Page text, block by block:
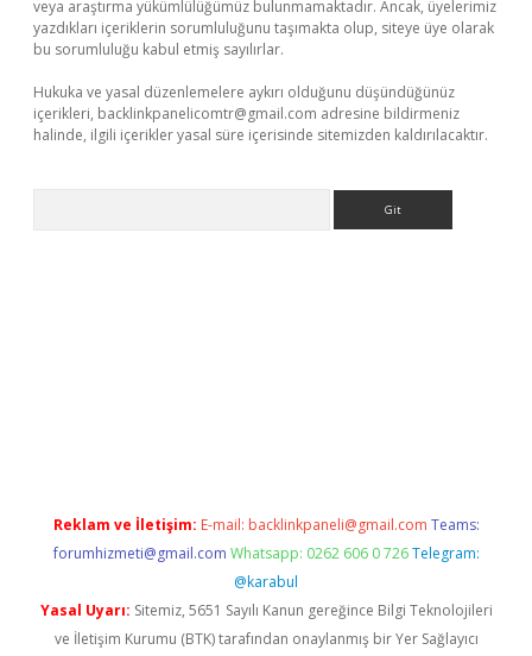
veya araştırma yükümlülüğümüz bulunmamaktadır. Ancak, üyelerimiz
yazdıkları içeriklerin sorumluluğunu taşımakta olup, siteye üye olarak
bu sorumluluğu kabul etmiş sayılırlar.
Hukuka ve yasal düzenlemelere aykırı olduğunu düşündüğünüz
içerikleri, backlinkpanelicomtr@gmail.com adresine bildirmeniz
halinde, ilgili içerikler yasal süre içerisinde sitemizden kaldırılacaktır.
Reklam ve İletişim: E-mail: backlinkpaneli@gmail.com Teams:
forumhizmeti@gmail.com Whatsapp: 0262 606 0 726 Telegram:
@karabul
Yasal Uyarı: Sitemiz, 5651 Sayılı Kanun gereğince Bilgi Teknolojileri
ve İletişim Kurumu (BTK) tarafından onaylanmış bir Yer Sağlayıcı